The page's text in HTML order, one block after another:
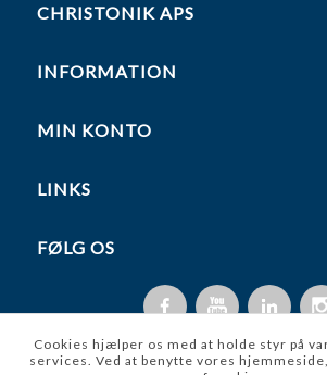
CHRISTONIK APS
INFORMATION
MIN KONTO
LINKS
FØLG OS
Cookies hjælper os med at holde styr på
services. Ved at benytte vores